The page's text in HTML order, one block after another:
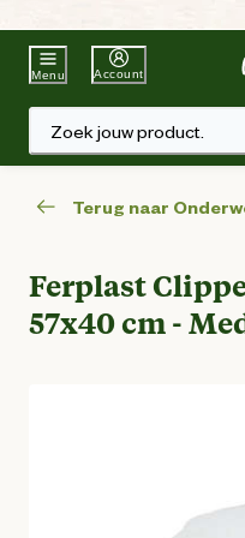
Beste
Menu Account
Zoek jouw product.
Terug naar
Ferplast
57x40 cm -